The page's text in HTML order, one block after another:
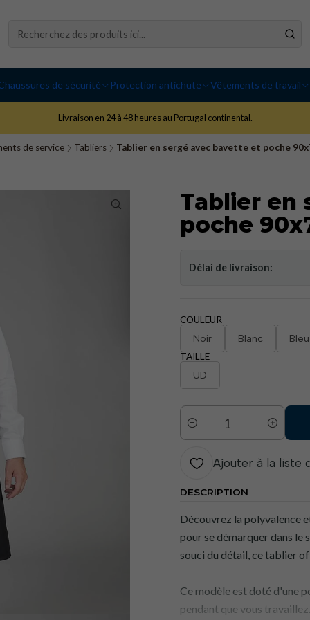
de sécurité Protection antichute Vêtements de travail
Livraison en 24 à 48 heures au Portugal continental.
de service Tabliers Tablier en sergé avec bavette et poche
Tablier en
poche
Délai de livraison:
COULEUR
Noir Blanc
TAILLE
UD
Quantité
Ajouter à la liste
DESCRIPTION
Découvrez la polyvalence
pour se démarquer dans
souci du détail, ce tablier
Ce modèle est doté d'une
pendant que vous